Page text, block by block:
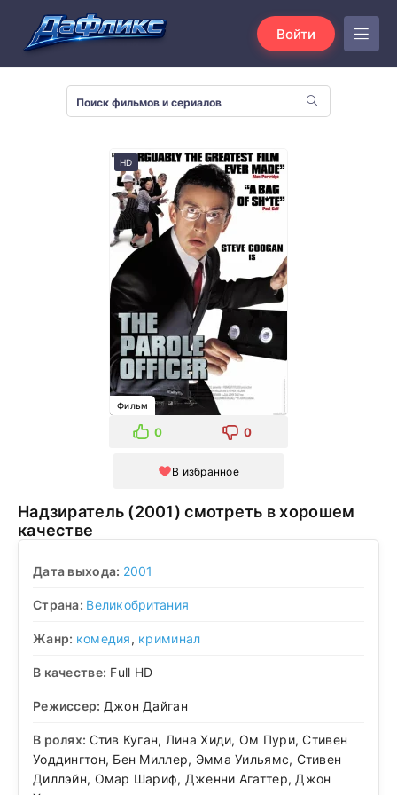
Войти
HD
Фильм
0 0
В избранное
Надзиратель (2001) смотреть в хорошем
качестве
Дата выхода: 2001
Страна: Великобритания
Жанр: комедия, криминал
В качестве: Full HD
Режиссер: Джон Дайган
В ролях: Стив Куган, Лина Хиди, Ом Пури, Стивен
Уоддингтон, Бен Миллер, Эмма Уильямс, Стивен
Диллэйн, Омар Шариф, Дженни Агаттер, Джон